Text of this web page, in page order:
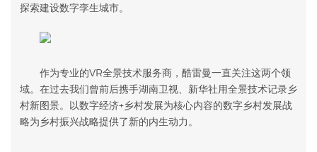
探索建设数字孪生城市。
作为专业的VR全景技术服务商，酷雷曼一直关注这两个领
域。在过去我们曾前后携手湖南卫视、新华社用全景技术记录乡
村新图景。以数字经济+乡村发展为核心内容的数字乡村发展战
略为乡村振兴战略提供了新的内生动力。